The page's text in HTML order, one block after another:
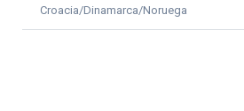
Croacia/Dinamarca/Noruega